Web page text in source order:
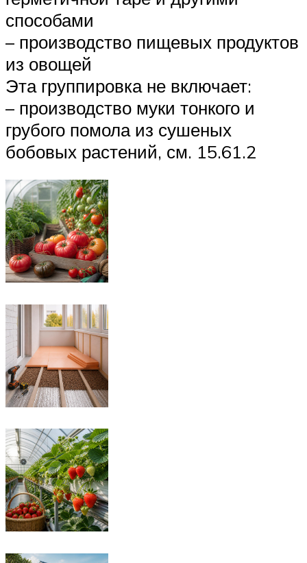
способами
– производство пищевых продуктов
из овощей
Эта группировка не включает:
– производство муки тонкого и
грубого помола из сушеных
бобовых растений, см. 15.61.2